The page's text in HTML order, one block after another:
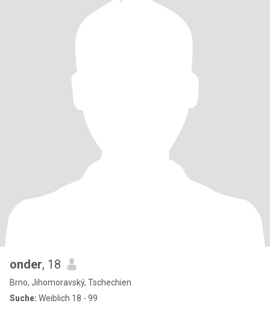
onder, 18
Brno, Jihomoravský, Tschechien
Suche: Weiblich 18 - 99